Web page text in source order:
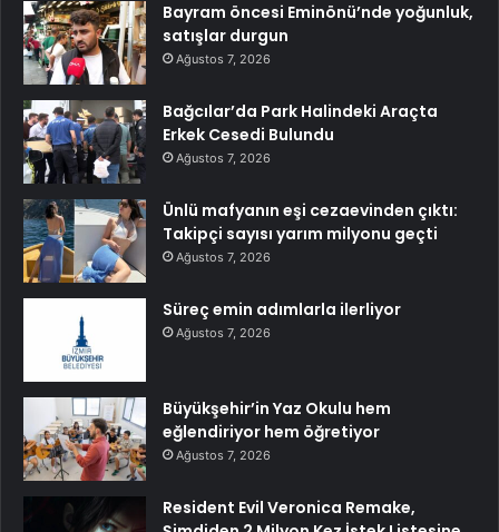
Bayram öncesi Eminönü’nde yoğunluk,
satışlar durgun
Ağustos 7, 2026
Bağcılar’da Park Halindeki Araçta
Erkek Cesedi Bulundu
Ağustos 7, 2026
Ünlü mafyanın eşi cezaevinden çıktı:
Takipçi sayısı yarım milyonu geçti
Ağustos 7, 2026
Süreç emin adımlarla ilerliyor
Ağustos 7, 2026
Büyükşehir’in Yaz Okulu hem
eğlendiriyor hem öğretiyor
Ağustos 7, 2026
Resident Evil Veronica Remake,